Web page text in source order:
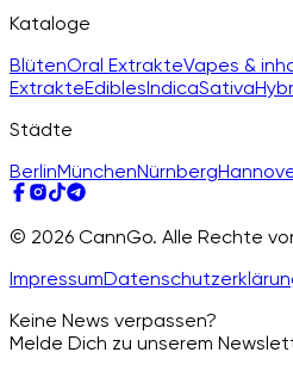
Kataloge
BlütenOral ExtrakteVapes &
ExtrakteEdiblesIndicaSativa
Städte
BerlinMünchenNürnberg
© 2026 CannGo. Alle Rechte
Impressum
Keine News verpassen?
Melde Dich zu unserem